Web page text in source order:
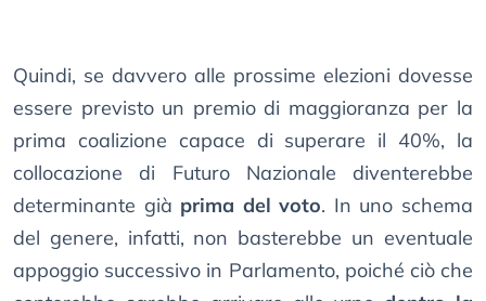
Quindi, se davvero alle prossime elezioni dovesse
essere previsto un premio di maggioranza per la
prima coalizione capace di superare il 40%, la
collocazione di Futuro Nazionale diventerebbe
determinante già prima del voto. In uno schema
del genere, infatti, non basterebbe un eventuale
appoggio successivo in Parlamento, poiché ciò che